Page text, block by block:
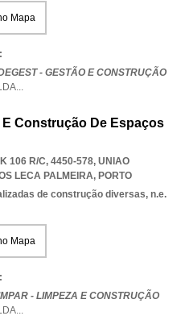
Mapa
- GESTÃO E CONSTRUÇÃO
...
E Construção De Espaços
106 R/C, 4450-578, UNIAO
LECA PALMEIRA, PORTO
de construção diversas, n.e.
Mapa
- LIMPEZA E CONSTRUÇÃO
...